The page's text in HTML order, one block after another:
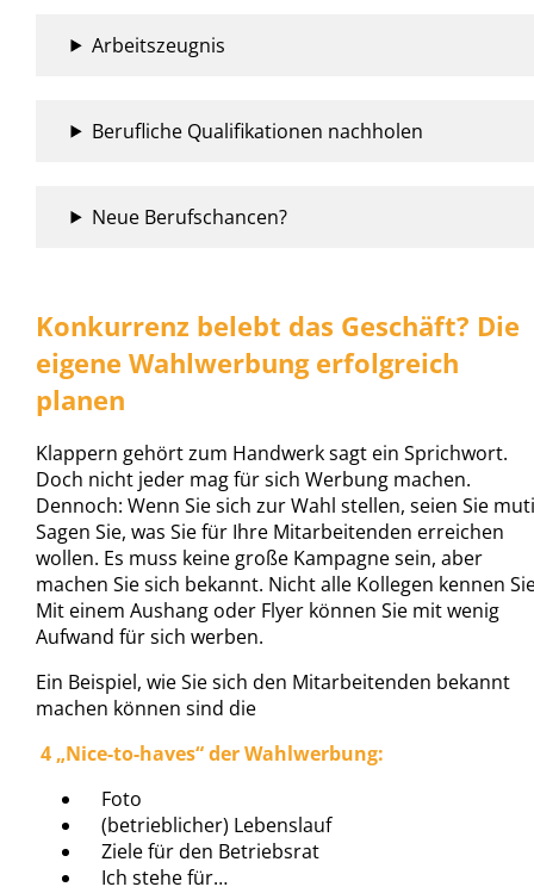
Arbeitszeugnis
Berufliche Qualifikationen nachholen
Neue Berufschancen?
Konkurrenz belebt das Geschäft? Die
eigene Wahlwerbung erfolgreich
planen
Klappern gehört zum Handwerk sagt ein Sprichwort.
Doch nicht jeder mag für sich Werbung machen.
Dennoch: Wenn Sie sich zur Wahl stellen, seien Sie
Sagen Sie, was Sie für Ihre Mitarbeitenden erreichen
wollen. Es muss keine große Kampagne sein, aber
machen Sie sich bekannt. Nicht alle Kollegen kennen
Mit einem Aushang oder Flyer können Sie mit wenig
Aufwand für sich werben.
Ein Beispiel, wie Sie sich den Mitarbeitenden bekannt
machen können sind die
4 „Nice-to-haves“ der Wahlwerbung:
Foto
(betrieblicher) Lebenslauf
Ziele für den Betriebsrat
Ich stehe für…